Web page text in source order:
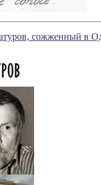
сожженный в